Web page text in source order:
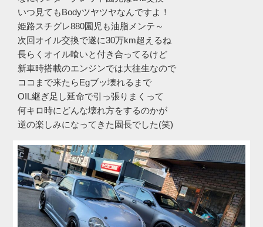
いつ見てもBodyツヤツヤなんですよ！
姫路スチグレ880園児も油脂メンテ～
次回オイル交換で遂に30万km超えるね
長らくオイル喰いと付き合ってるけど
新車時搭載のエンジンでは大往生なので
ココまで来たらEgブッ壊れるまで
OIL継ぎ足し延命で引っ張りまくって
何キロ時にどんな壊れ方をするのかが
逆の楽しみになってきた園長でした(笑)